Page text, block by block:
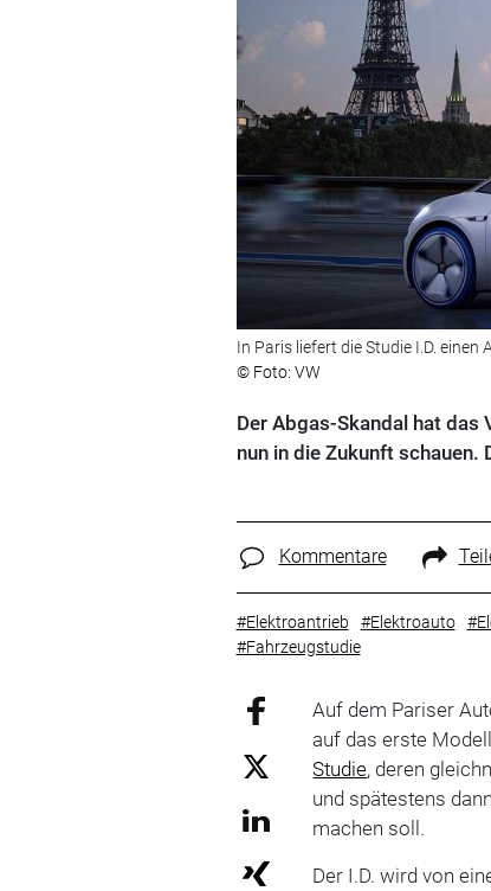
In Paris liefert die Studie I.D. einen
© Foto: VW
Der Abgas-Skandal hat
nun in die Zukunft schauen.
Kommentare
#Elektroantrieb #Elektroauto
#Fahrzeugstudie
Auf dem Pariser
auf das erste
Studie, deren
und spätestens
machen soll.
Der I.D. wird von